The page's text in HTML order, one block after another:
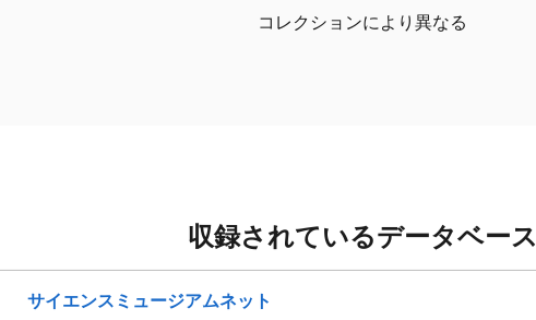
コレクションにより異なる
収録されているデータベース
サイエンスミュージアムネット